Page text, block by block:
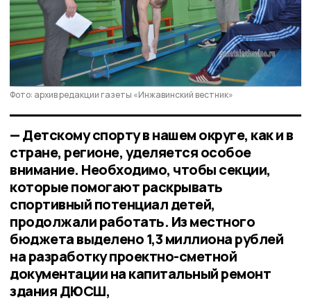
Фото: архив редакции газеты «Инжавинский вестник»
— Детскому спорту в нашем округе, как и в
стране, регионе, уделяется особое
внимание. Необходимо, чтобы секции,
которые помогают раскрывать
спортивный потенциал детей,
продолжали работать. Из местного
бюджета выделено 1,3 миллиона рублей
на разработку проектно-сметной
документации на капитальный ремонт
здания ДЮСШ,